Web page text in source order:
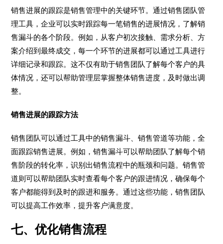
销售进展的跟踪是销售管理中的关键环节。通过销售团队管
理工具，企业可以实时跟踪每一笔销售的进展情况，了解销
售漏斗的各个阶段。例如，从客户初次接触、需求分析、方
案介绍到最终成交，每一个环节的进展都可以通过工具进行
详细记录和跟踪。这不仅有助于销售团队了解每个客户的具
体情况，还可以帮助管理层掌握整体销售进度，及时做出调
整。
销售进展的跟踪方法
销售团队可以通过工具中的销售漏斗、销售管道等功能，全
面跟踪销售进展。例如，销售漏斗可以帮助团队了解每个销
售阶段的转化率，识别出销售流程中的瓶颈和问题。销售管
道则可以帮助团队实时查看每个客户的跟进情况，确保每个
客户都能得到及时的跟进和服务。通过这些功能，销售团队
可以提高工作效率，提升客户满意度。
七、优化销售流程